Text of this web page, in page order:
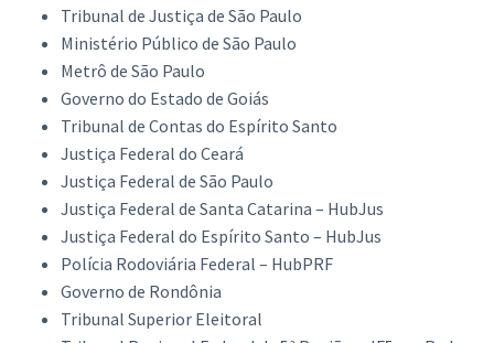
Tribunal de Justiça de São Paulo
Ministério Público de São Paulo
Metrô de São Paulo
Governo do Estado de Goiás
Tribunal de Contas do Espírito Santo
Justiça Federal do Ceará
Justiça Federal de São Paulo
Justiça Federal de Santa Catarina – HubJus
Justiça Federal do Espírito Santo – HubJus
Polícia Rodoviária Federal – HubPRF
Governo de Rondônia
Tribunal Superior Eleitoral